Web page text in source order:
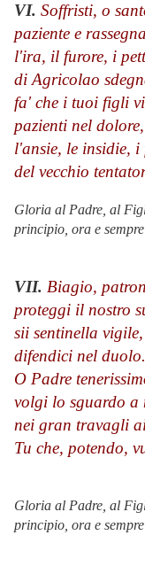
VI. Soffristi, o
paziente e
l'ira, il furore, i
di Agricolao
fa' che i tuoi figli
pazienti nel dolore,
l'ansie, le insidie, i
del vecchio
Gloria al Padre, al
principio, ora e
VII. Biagio,
proteggi il nostro
sii sentinella vigile,
difendici nel duolo.
O Padre
volgi lo sguardo a
nei gran travagli
Tu che, potendo,
Gloria al Padre, al
principio, ora e